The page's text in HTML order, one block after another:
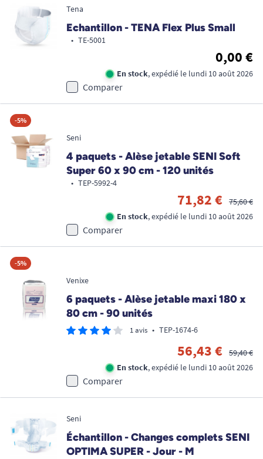
Tena
Echantillon - TENA Flex Plus Small
• TE-5001
0,00 €
En stock, expédié le lundi 10 août 2026
Comparer
-5%
Seni
4 paquets - Alèse jetable SENI Soft
Super 60 x 90 cm - 120 unités
• TEP-5992-4
71,82 €
75,60 €
En stock, expédié le lundi 10 août 2026
Comparer
-5%
Venixe
6 paquets - Alèse jetable maxi 180 x
80 cm - 90 unités
1 avis • TEP-1674-6
56,43 €
59,40 €
En stock, expédié le lundi 10 août 2026
Comparer
Seni
Échantillon - Changes complets SENI
OPTIMA SUPER - Jour - M